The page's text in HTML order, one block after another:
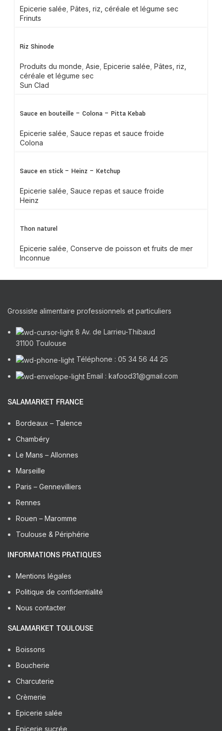
Epicerie salée Pâtes, riz, céréale et légume sec
Frinuts
Riz Shinode
Produits du monde Asie Epicerie salée Pâtes, riz,
céréale et légume sec
Sun Clad
Sauce en bouteille – Colona – Pitta Kebab
Epicerie salée Sauce repas et sauce froide
Colona
Sauce en stick – Heinz – Ketchup
Epicerie salée Sauce repas et sauce froide
Heinz
Thon naturel
Epicerie salée Conserve de poisson et fruits de mer
Inconnue
Grossiste alimentaire professionnels et particuliers
8 Av. de Larrieu-Thibaud
31100 Toulouse
Téléphone : 05 34 56 44 25
Email : kafood31@gmail.com
SALAMARKET FRANCE
Bordeaux – Talence
Chambéry
Le Mans – Allonnes
Marseille
Paris – Gennevilliers
Rennes
Rouen – Maromme
Toulouse & Périphérie
INFORMATIONS PRATIQUES
Mentions légales
Politique de confidentialité
Nous contacter
SALAMARKET TOULOUSE
Boissons
Boucherie
Charcuterie
Crèmerie
Epicerie salée
Epicerie sucrée